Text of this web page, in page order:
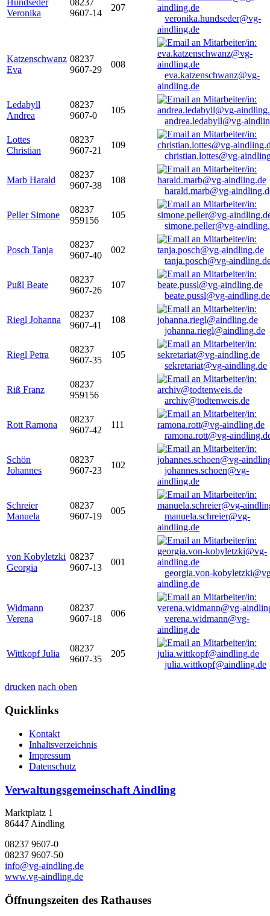
Hundseder
Veronika
08237
9607-14
207
veronika.hundseder@vg-
aindling.de
Katzenschwanz
Eva
08237
9607-29
008
eva.katzenschwanz@vg-
aindling.de
Ledabyll
Andrea
08237
9607-0
105
andrea.ledabyll@vg-
Lottes
Christian
08237
9607-21
109
christian.lottes@vg-
Marb Harald
08237
9607-38
108
harald.marb@vg-
Peller Simone
08237
959156
105
simone.peller@vg-
Posch Tanja
08237
9607-40
002
tanja.posch@vg-
Pußl Beate
08237
9607-26
107
beate.pussl@vg-aindling.de
Riegl Johanna
08237
9607-41
108
johanna.riegl@aindling.de
Riegl Petra
08237
9607-35
105
sekretariat@vg-aindling.de
Riß Franz
08237
959156
archiv@todtenweis.de
Rott Ramona
08237
9607-42
111
ramona.rott@vg-
Schön
Johannes
08237
9607-23
102
johannes.schoen@vg-
aindling.de
Schreier
Manuela
08237
9607-19
005
manuela.schreier@vg-
aindling.de
von Kobyletzki
Georgia
08237
9607-13
001
georgia.von-
aindling.de
Widmann
Verena
08237
9607-18
006
verena.widmann@vg-
aindling.de
Wittkopf Julia
08237
9607-35
205
julia.wittkopf@aindling.de
drucken nach oben
Quicklinks
Kontakt
Inhaltsverzeichnis
Impressum
Datenschutz
Verwaltungsgemeinschaft Aindling
Marktplatz 1
86447 Aindling
08237 9607-0
08237 9607-50
info@vg-aindling.de
www.vg-aindling.de
Öffnungszeiten des Rathauses